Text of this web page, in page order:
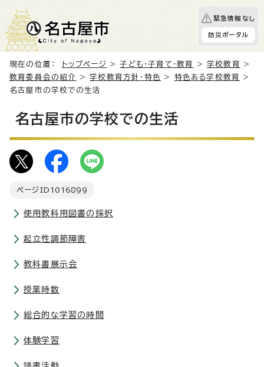
緊急情報なし
防災ポータル
現在の位置： トップページ >子ども・子育て・教育 >学校教育
>
教育委員会の紹介
>学校教育方針・特色 > 特色ある学校教育
>
名古屋市の学校での生活
名古屋市の学校での生活
ページID 1016899
使用教科用図書の採択
起立性調節障害
教科書展示会
授業時数
総合的な学習の時間
体験学習